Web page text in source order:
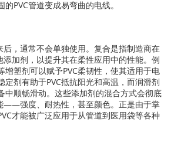
PVC管道变成易弯曲的电线。
后，通常不会单独使用。复合是指制造商在
添加剂，以提升其在柔性应用中的性能。例
增塑剂可以赋予PVC柔韧性，使其适用于电
定剂有助于PVC抵抗阳光和高温，而润滑剂
中顺畅滑动。这些添加剂的混合方式会彻底
——强度、耐热性，甚至颜色。正是由于掌
才能被广泛应用于从管道到医用袋等各种